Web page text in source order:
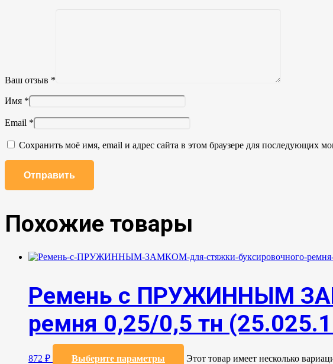
Ваш отзыв *
Имя *
Email *
Сохранить моё имя, email и адрес сайта в этом браузере для последующих
Похожие товары
Ремень с ПРУЖИННЫМ
ремня 0,25/0,5 тн
872 ₽ Выберите параметры Этот товар имеет несколько